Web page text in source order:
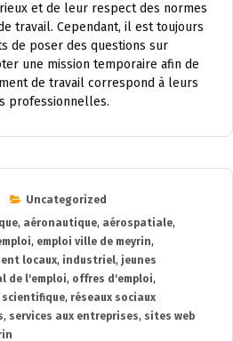
et de leur respect des normes
travail. Cependant, il est toujours
de poser des questions sur
une mission temporaire afin de
de travail correspond à leurs
professionnelles.
Uncategorized
, aéronautique, aérospatiale,
, emploi ville de meyrin,
locaux, industriel, jeunes
de l'emploi, offres d'emploi,
scientifique, réseaux sociaux
, services aux entreprises, sites web